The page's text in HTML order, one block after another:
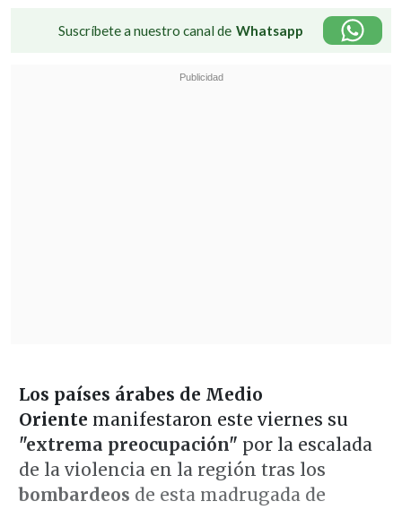
Suscríbete a nuestro canal de Whatsapp
Los países árabes de Medio
Oriente manifestaron este viernes su
"extrema preocupación" por la escalada
de la violencia en la región tras los
bombardeos de esta madrugada de